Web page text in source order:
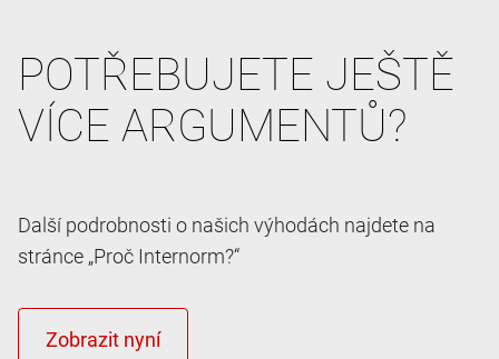
POTŘEBUJETE JEŠTĚ
VÍCE ARGUMENTŮ?
Další podrobnosti o našich výhodách najdete na
stránce „Proč Internorm?“